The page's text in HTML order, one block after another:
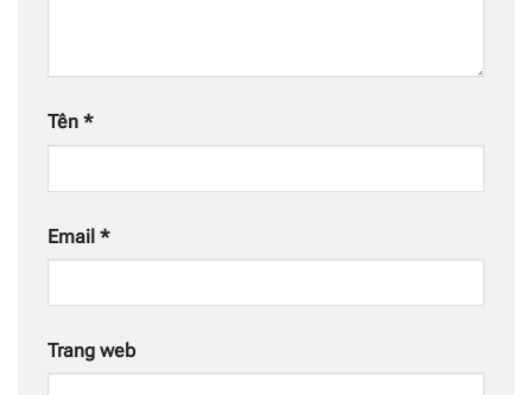
Tên *
Email *
Trang web